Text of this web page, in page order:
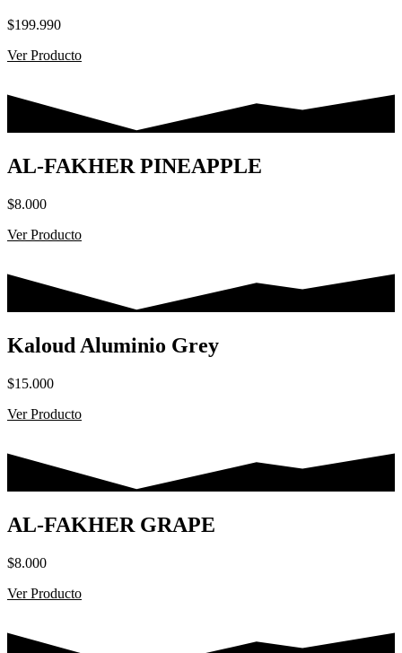
$199.990
Ver Producto
AL-FAKHER PINEAPPLE
$8.000
Ver Producto
Kaloud Aluminio Grey
$15.000
Ver Producto
AL-FAKHER GRAPE
$8.000
Ver Producto